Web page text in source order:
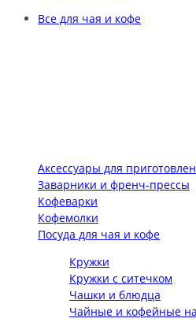
Все для чая и кофе
Аксессуары для
Заварники и френч-прессы
Кофеварки
Кофемолки
Посуда для чая и кофе
Кружки
Кружки с ситечком
Чашки и блюдца
Чайные и кофейные